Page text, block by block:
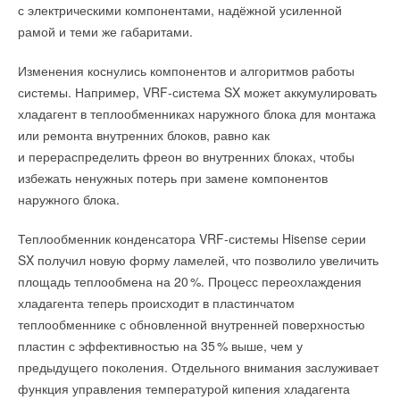
с электрическими компонентами, надёжной усиленной
рамой и теми же габаритами.
Изменения коснулись компонентов и алгоритмов работы
системы. Например, VRF-система SX может аккумулировать
хладагент в теплообменниках наружного блока для монтажа
или ремонта внутренних блоков, равно как
и перераспределить фреон во внутренних блоках, чтобы
избежать ненужных потерь при замене компонентов
наружного блока.
Теплообменник конденсатора VRF-системы Hisense серии
SX получил новую форму ламелей, что позволило увеличить
площадь теплообмена на 20%. Процесс переохлаждения
хладагента теперь происходит в пластинчатом
теплообменнике с обновленной внутренней поверхностью
пластин с эффективностью на 35% выше, чем у
предыдущего поколения. Отдельного внимания заслуживает
функция управления температурой кипения хладагента
на установку, экономит затраты на дозаправку хладагентом
и позволяет упростить запуск оборудования на объекте.
Одноконтурные модели мощностью от 5 кВт до 35 кВт уже
доступны к отгрузкам.
К ККБ опционально предлагаются присоединительные
комплекты, в которые входят: ТРВ, соленоидный вентиль,
1,6/2,5/4,0 МПа и рабочую температуру среды от −40 до
+200°C. Конструкция кранов является цельносварной
ГОСТ 33259–2005. Область применения: системы
теплоснабжения, охлаждения и вентиляции. Каждый
произведенный кран проходит обязательный контроль
сварных соединений, тесты на прочность и герметичность
согласно ГОСТ 21345–2005.
Читайте по теме:
НОВОСТИ СОК 5 МАЯ 2026
→
Компания АДЛ представила цифровые решения для
НОВОСТИ СОК 1 АПРЕЛЯ 2026
→ Четвёртый завод АДЛ скоро приступит к работе
НОВОСТИ СОК 10 ОКТЯБРЯ 2024
→
Компания АДЛ внедрила в программное обеспечение
AUDYTOR SET статические балансировочные клапаны